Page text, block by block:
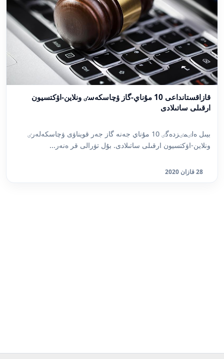
قازاقستانداعى 10 مۇناي-گاز ۋچاسكەسٸ ونلاين-اۋكتسيون
ارقىلى ساتىلادى
بيىل ەلٸمٸزدەگٸ 10 مۇناي جەنە گاز جەر قويناۋى ۋچاسكەلەرٸ
ونلاين-اۋكتسيون ارقىلى ساتىلادى. بۇل تۋرالى قر ەنەر...
28 قازان 2020